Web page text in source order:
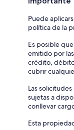
Puede
política de la
Es posible
emitido por
crédito,
cubrir
Las
sujetas a
conllevar
Esta